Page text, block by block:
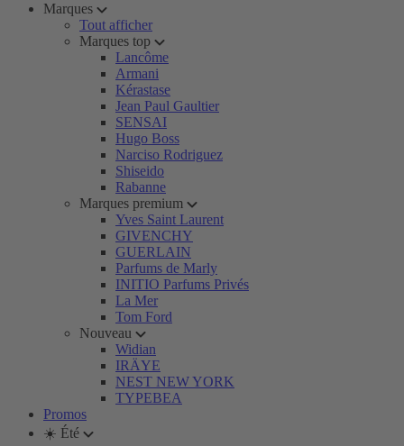
Marques
Tout afficher
Marques top
Lancôme
Armani
Kérastase
Jean Paul Gaultier
SENSAI
Hugo Boss
Narciso Rodriguez
Shiseido
Rabanne
Marques premium
Yves Saint Laurent
GIVENCHY
GUERLAIN
Parfums de Marly
INITIO Parfums Privés
La Mer
Tom Ford
Nouveau
Widian
IRÄYE
NEST NEW YORK
TYPEBEA
Promos
☀️ Été